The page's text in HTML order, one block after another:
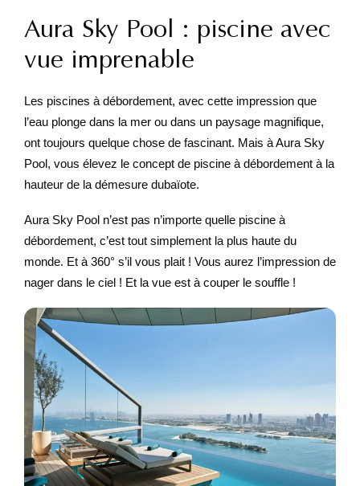
Aura Sky Pool : piscine avec
vue imprenable
Les piscines à débordement, avec cette impression que
l’eau plonge dans la mer ou dans un paysage magnifique,
ont toujours quelque chose de fascinant. Mais à Aura Sky
Pool, vous élevez le concept de piscine à débordement à la
hauteur de la démesure dubaïote.
Aura Sky Pool n’est pas n’importe quelle piscine à
débordement, c’est tout simplement la plus haute du
monde. Et à 360° s’il vous plait ! Vous aurez l’impression de
nager dans le ciel ! Et la vue est à couper le souffle !